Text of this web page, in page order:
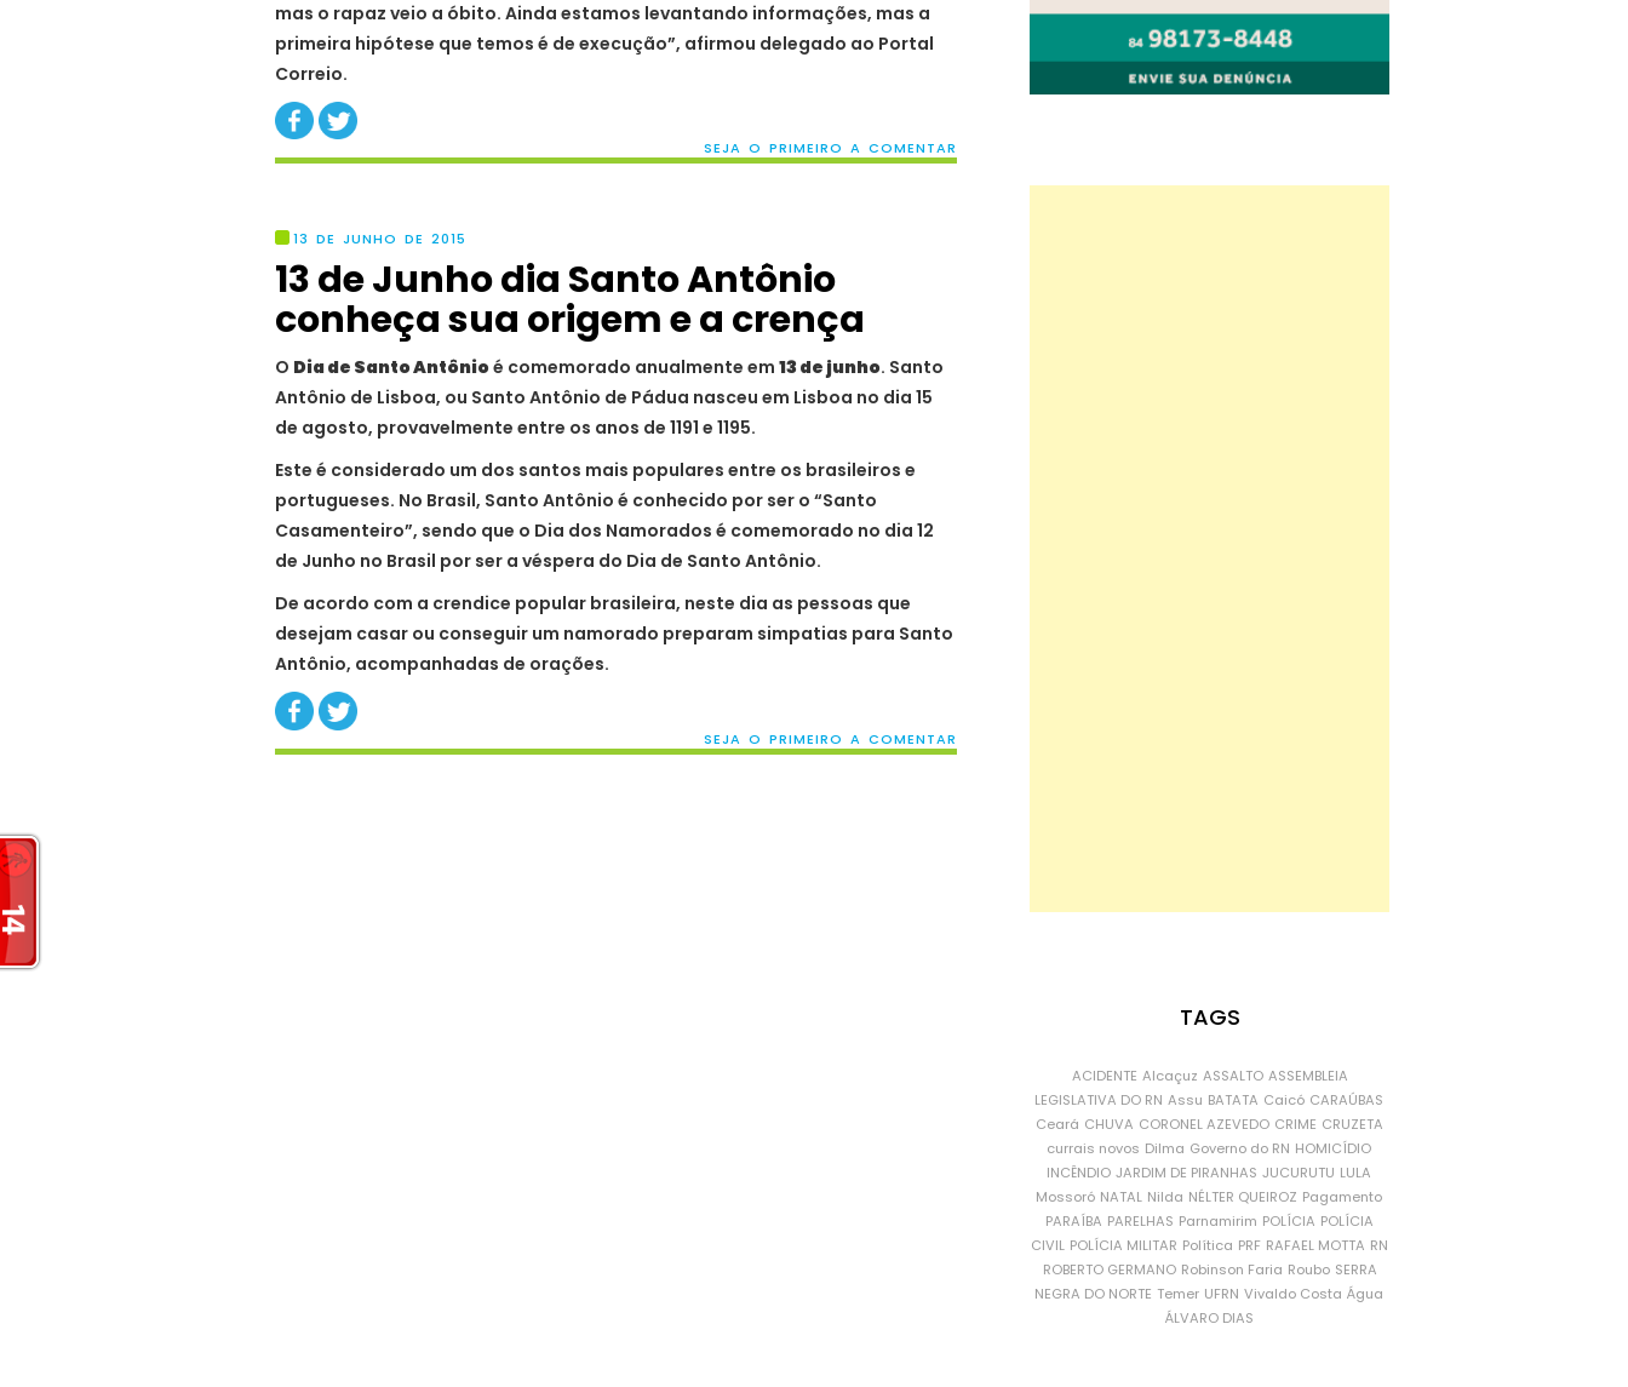
mas o rapaz veio a óbito. Ainda estamos levantando informações, mas a
primeira hipótese que temos é de execução”, afirmou delegado ao Portal
Correio.
SEJA O PRIMEIRO A COMENTAR
13 DE JUNHO DE 2015
13 de Junho dia Santo Antônio
conheça sua origem e a crença
O Dia de Santo Antônio é comemorado anualmente em 13 de junho. Santo
Antônio de Lisboa, ou Santo Antônio de Pádua nasceu em Lisboa no dia 15
de agosto, provavelmente entre os anos de 1191 e 1195.
Este é considerado um dos santos mais populares entre os brasileiros e
portugueses. No Brasil, Santo Antônio é conhecido por ser o “Santo
Casamenteiro”, sendo que o Dia dos Namorados é comemorado no dia 12
de Junho no Brasil por ser a véspera do Dia de Santo Antônio.
De acordo com a crendice popular brasileira, neste dia as pessoas que
desejam casar ou conseguir um namorado preparam simpatias para Santo
Antônio, acompanhadas de orações.
SEJA O PRIMEIRO A COMENTAR
TAGS
ACIDENTE Alcaçuz ASSALTO ASSEMBLEIA
LEGISLATIVA DO RN Assu BATATA Caicó CARAÚBAS
Ceará CHUVA CORONEL AZEVEDO CRIME CRUZETA
currais novos Dilma Governo do RN HOMICÍDIO
INCÊNDIO JARDIM DE PIRANHAS JUCURUTU LULA
Mossoró NATAL Nilda NÉLTER QUEIROZ Pagamento
PARAÍBA PARELHAS Parnamirim POLÍCIA POLÍCIA
CIVIL POLÍCIA MILITAR Política PRF RAFAEL MOTTA RN
ROBERTO GERMANO Robinson Faria Roubo SERRA
NEGRA DO NORTE Temer UFRN Vivaldo Costa Água
ÁLVARO DIAS